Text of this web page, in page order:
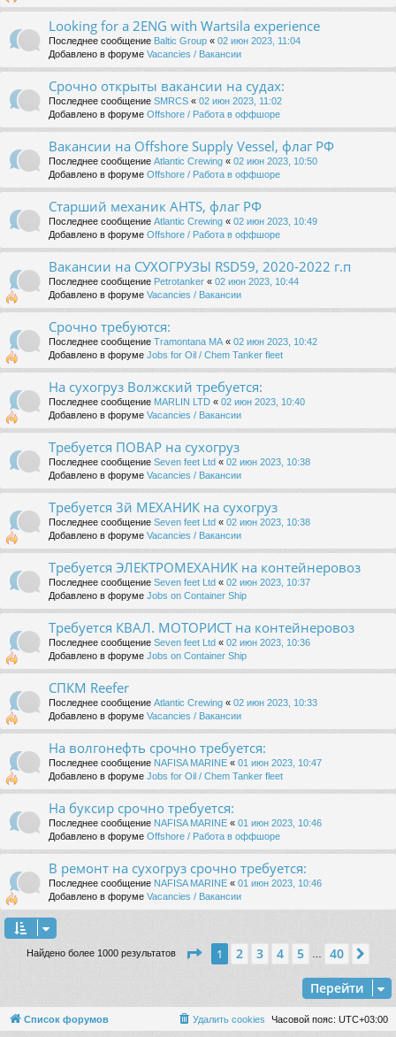
Looking for a 2ENG with Wartsila experience
Последнее сообщение Baltic Group « 02 июн 2023, 11:04
Добавлено в форуме Vacancies / Вакансии
Срочно открыты вакансии на судах:
Последнее сообщение SMRCS « 02 июн 2023, 11:02
Добавлено в форуме Offshore / Работа в оффшоре
Вакансии на Offshore Supply Vessel, флаг РФ
Последнее сообщение Atlantic Crewing « 02 июн 2023, 10:50
Добавлено в форуме Offshore / Работа в оффшоре
Старший механик AHTS, флаг РФ
Последнее сообщение Atlantic Crewing « 02 июн 2023, 10:49
Добавлено в форуме Offshore / Работа в оффшоре
Вакансии на СУХОГРУЗЫ RSD59, 2020-2022 г.п
Последнее сообщение Petrotanker « 02 июн 2023, 10:44
Добавлено в форуме Vacancies / Вакансии
Срочно требуются:
Последнее сообщение Tramontana MA « 02 июн 2023, 10:42
Добавлено в форуме Jobs for Oil / Chem Tanker fleet
На сухогруз Волжский требуется:
Последнее сообщение MARLIN LTD « 02 июн 2023, 10:40
Добавлено в форуме Vacancies / Вакансии
Требуется ПОВАР на сухогруз
Последнее сообщение Seven feet Ltd « 02 июн 2023, 10:38
Добавлено в форуме Vacancies / Вакансии
Требуется 3й МЕХАНИК на сухогруз
Последнее сообщение Seven feet Ltd « 02 июн 2023, 10:38
Добавлено в форуме Vacancies / Вакансии
Требуется ЭЛЕКТРОМЕХАНИК на контейнеровоз
Последнее сообщение Seven feet Ltd « 02 июн 2023, 10:37
Добавлено в форуме Jobs on Container Ship
Требуется КВАЛ. МОТОРИСТ на контейнеровоз
Последнее сообщение Seven feet Ltd « 02 июн 2023, 10:36
Добавлено в форуме Jobs on Container Ship
СПКМ Reefer
Последнее сообщение Atlantic Crewing « 02 июн 2023, 10:33
Добавлено в форуме Vacancies / Вакансии
На волгонефть срочно требуется:
Последнее сообщение NAFISA MARINE « 01 июн 2023, 10:47
Добавлено в форуме Jobs for Oil / Chem Tanker fleet
На буксир срочно требуется:
Последнее сообщение NAFISA MARINE « 01 июн 2023, 10:46
Добавлено в форуме Offshore / Работа в оффшоре
В ремонт на сухогруз срочно требуется:
Последнее сообщение NAFISA MARINE « 01 июн 2023, 10:46
Добавлено в форуме Vacancies / Вакансии
Найдено более 1000 результатов Страница из 40
1 2 3 4 5 40
Перейти
Список форумов Часовой пояс: UTC+03:00
Удалить cookies